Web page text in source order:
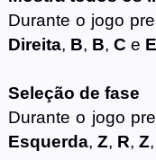
Durante o jogo
Direita, B, B, C e
Seleção de fase
Durante o jogo
Esquerda, Z, R, Z,